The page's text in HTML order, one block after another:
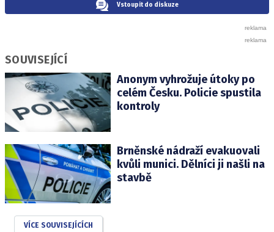
Vstoupit do diskuze
SOUVISEJÍCÍ
Anonym vyhrožuje útoky po
celém Česku. Policie spustila
kontroly
Brněnské nádraží evakuovali
kvůli munici. Dělníci ji našli na
stavbě
VÍCE SOUVISEJÍCÍCH